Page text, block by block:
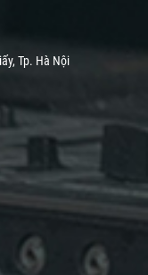
Tp. Hà Nội